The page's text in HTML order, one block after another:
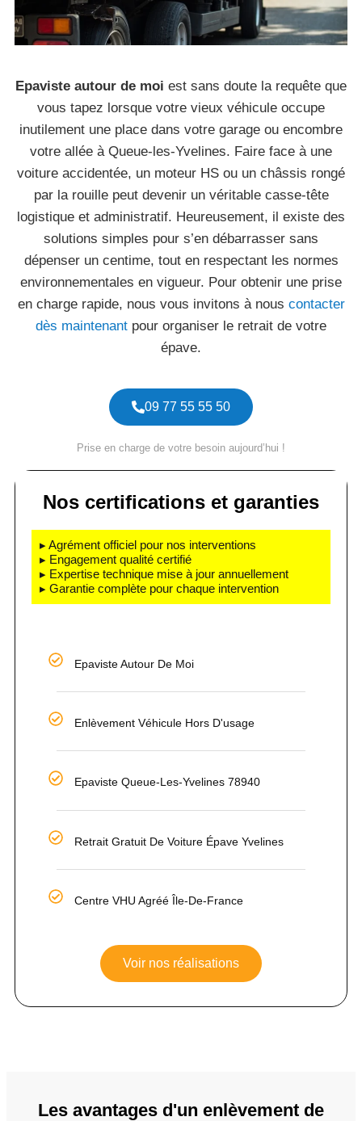
Epaviste autour de moi est sans doute la requête que
vous tapez lorsque votre vieux véhicule occupe
inutilement une place dans votre garage ou encombre
votre allée à Queue-les-Yvelines. Faire face à une
voiture accidentée, un moteur HS ou un châssis rongé
par la rouille peut devenir un véritable casse-tête
logistique et administratif. Heureusement, il existe des
solutions simples pour s’en débarrasser sans
dépenser un centime, tout en respectant les normes
environnementales en vigueur. Pour obtenir une prise
en charge rapide, nous vous invitons à nous contacter
dès maintenant pour organiser le retrait de votre
épave.
09 77 55 55 50
Prise en charge de votre besoin aujourd’hui !
Nos certifications et garanties
▸ Agrément officiel pour nos interventions
▸ Engagement qualité certifié
▸ Expertise technique mise à jour annuellement
▸ Garantie complète pour chaque intervention
Epaviste Autour De Moi
Enlèvement Véhicule Hors D'usage
Epaviste Queue-Les-Yvelines 78940
Retrait Gratuit De Voiture Épave Yvelines
Centre VHU Agréé Île-De-France
Voir nos réalisations
Les avantages d'un enlèvement de